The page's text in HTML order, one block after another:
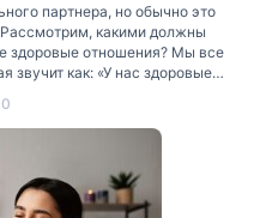
партнера, но обычно это
какими должны
здоровые отношения? Мы все
звучит как: «У нас здоровые
0